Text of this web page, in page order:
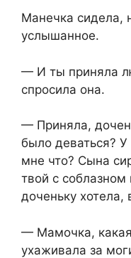
Манечка сидела,
услышанное.
— И ты приняла
спросила она.
— Приняла,
было деваться? У
мне что? Сына
твой с
доченьку хотела,
— Мамочка,
ухаживала за